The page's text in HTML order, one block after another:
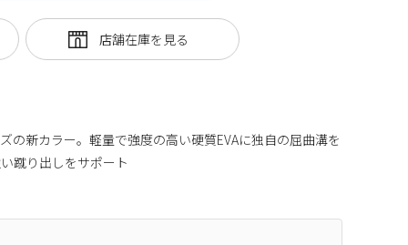
の新カラー。軽量で強度の高い硬質EVAに独自の屈曲溝を
い蹴り出しをサポート